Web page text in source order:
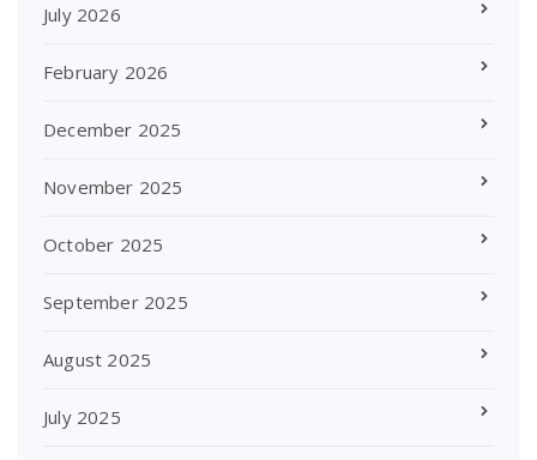
July 2026
February 2026
December 2025
November 2025
October 2025
September 2025
August 2025
July 2025